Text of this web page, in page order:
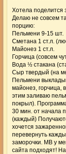
Хотела поделится
Делаю не совсем
порцию:
Пельмени 9-15 шт.
Сметана 1 ст.л.
Майонез 1 ст.л.
Горчица (совсем
Вода ½ стакана
Сыр твердый (на
Пельмени
майонез, горчица,
этим заливаю
покрыл).
30 мин. от начала
(каждый)
хочется
перевернуть
заморочки. МВ у
сайта подходят!